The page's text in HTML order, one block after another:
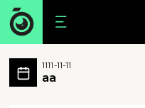
aa 活動相簿
aa 所有相片
1111-11-11
aa